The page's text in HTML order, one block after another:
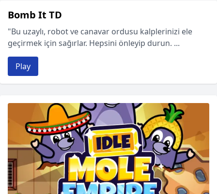
Bomb It TD
"Bu uzaylı, robot ve canavar ordusu kalplerinizi ele
geçirmek için sağırlar. Hepsini önleyip durun. ...
Play